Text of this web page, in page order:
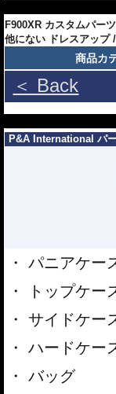
F900XR カスタムパーツ
他にない ドレスアップ
商品カ
＜ Back
P&A International パ
パニアケー
トップケー
サイドケー
ハードケー
バッグ